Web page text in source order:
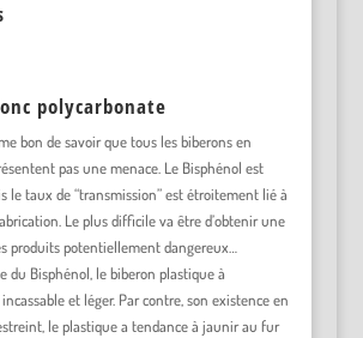
polycarbonate
bon de savoir que tous les biberons en
pas une menace. Le Bisphénol est
le taux de “transmission” est étroitement lié à
Le plus difficile va être d’obtenir une
produits potentiellement dangereux…
du Bisphénol, le biberon plastique à
incassable et léger. Par contre, son existence en
le plastique a tendance à jaunir au fur